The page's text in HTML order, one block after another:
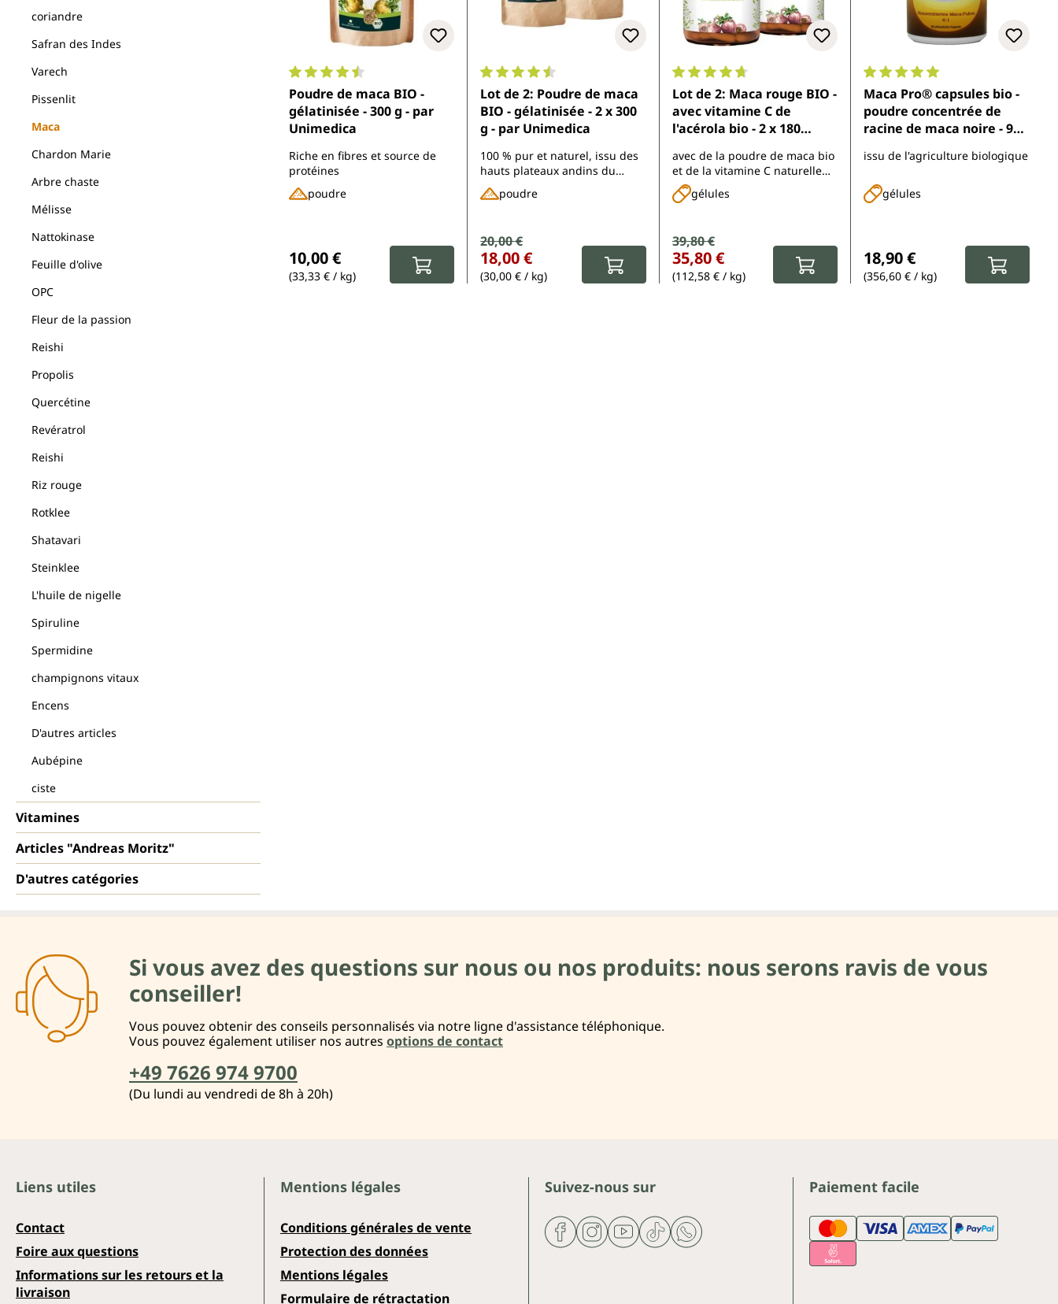
coriandre
Safran des Indes
Varech
Pissenlit
Maca
Chardon Marie
Arbre chaste
Mélisse
Nattokinase
Feuille d'olive
OPC
Fleur de la passion
Reishi
Propolis
Quercétine
Revératrol
Reishi
Riz rouge
Rotklee
Shatavari
Steinklee
L'huile de nigelle
Spiruline
Spermidine
champignons vitaux
Encens
D'autres articles
Aubépine
ciste
Vitamines
Articles "Andreas Moritz"
D'autres catégories
Note moyenne de 4.6 sur 5 étoiles
Poudre de maca BIO -
gélatinisée - 300 g - par
Unimedica
Riche en fibres et source de
protéines
poudre
10,00 €
(33,33 € / kg)
Note moyenne de 4.6 sur 5 étoiles
Lot de 2: Poudre de maca
BIO - gélatinisée - 2 x 300
g - par Unimedica
100 % pur et naturel, issu des
hauts plateaux andins du
Pérou
poudre
Prix de vente :
Prix régulier :
20,00 €
18,00 €
(30,00 € / kg)
Note moyenne de 4.8 sur 5 étoiles
Lot de 2: Maca rouge BIO -
avec vitamine C de
l'acérola bio - 2 x 180
avec de la poudre de maca bio
et de la vitamine C naturelle
provenant d'un extrait
d'acérola bio
gélules
Prix de vente :
Prix régulier :
39,80 €
35,80 €
(112,58 € / kg)
Note moyenne de 5 sur 5 étoiles
Maca Pro® capsules bio -
poudre concentrée de
racine de maca noire - 90
issu de l'agriculture biologique
gélules
18,90 €
(356,60 € / kg)
Si vous avez des questions sur nous ou nos produits: nous serons ravis de vous
conseiller!
Vous pouvez obtenir des conseils personnalisés via notre ligne d'assistance téléphonique.
Vous pouvez également utiliser nos autres options de contact
+49 7626 974 9700
(Du lundi au vendredi de 8h à 20h)
Suivez-nous sur Paiement facile
Liens utiles
Contact
Foire aux questions
Informations sur les retours et la
livraison
Mentions légales
Conditions générales de vente
Protection des données
Mentions légales
Formulaire de rétractation